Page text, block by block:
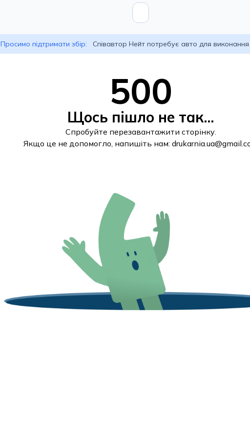
Просимо підтримати збір: Співавтор Нейт потребує авто для
500
Щось пішло не так...
Спробуйте перезавантажити сторінку.
Якщо це не допомогло, напишіть нам: